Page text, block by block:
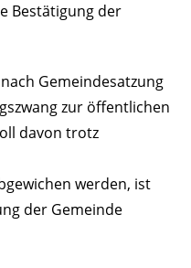
Bestätigung der
Gemeindesatzung
zur öffentlichen
davon trotz
werden, ist
der Gemeinde